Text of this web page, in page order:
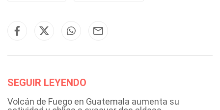
SEGUIR LEYENDO
Volcán de Fuego en Guatemala aumenta su